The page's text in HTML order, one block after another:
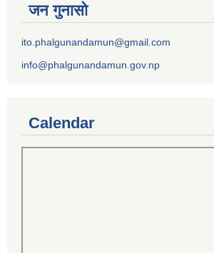
जन गुनासो
ito.phalgunandamun@gmail.com
info@phalgunandamun.gov.np
Calendar